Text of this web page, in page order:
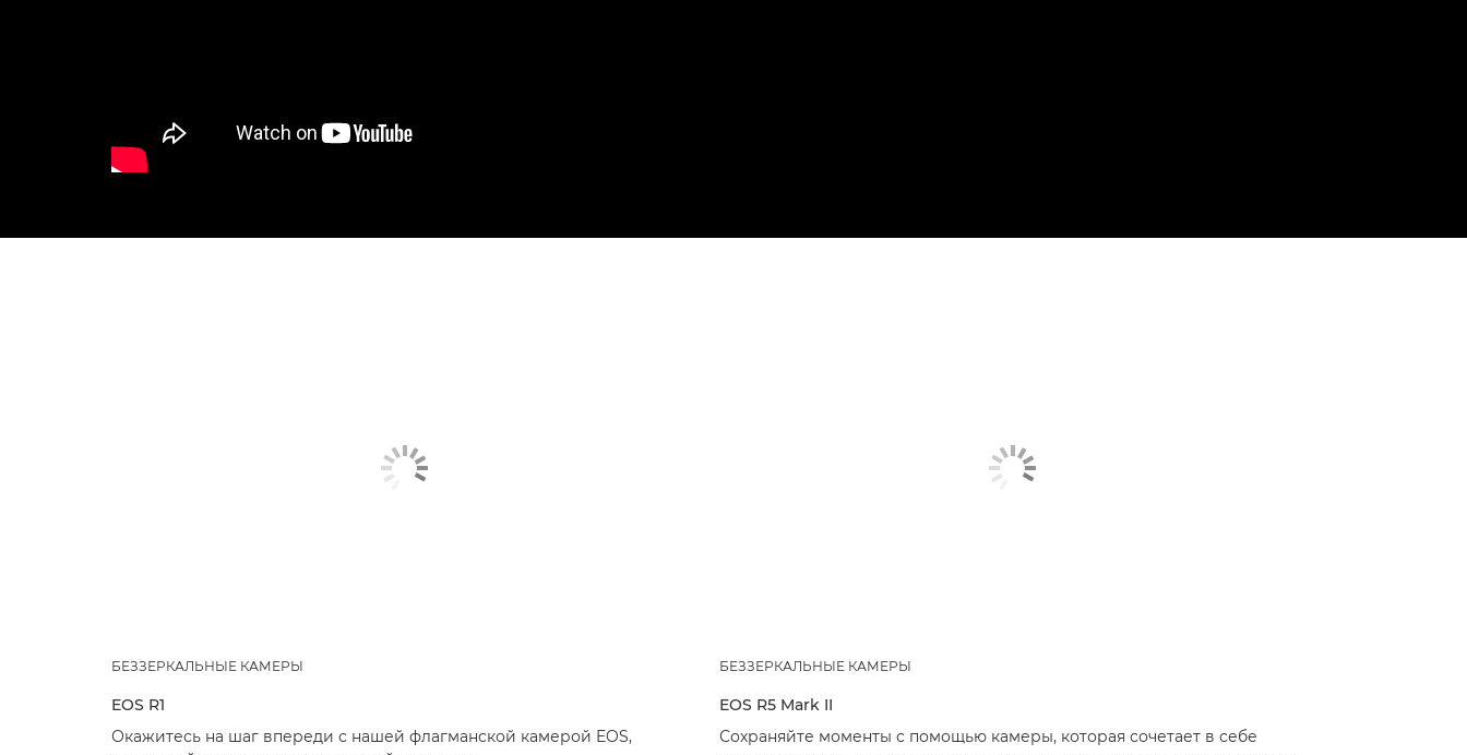
БЕЗЗЕРКАЛЬНЫЕ КАМЕРЫ
EOS R1
Окажитесь на шаг впереди с нашей флагманской камерой EOS,
БЕЗЗЕРКАЛЬНЫЕ КАМЕРЫ
EOS R5 Mark II
Сохраняйте моменты с помощью камеры, которая сочетает в себе